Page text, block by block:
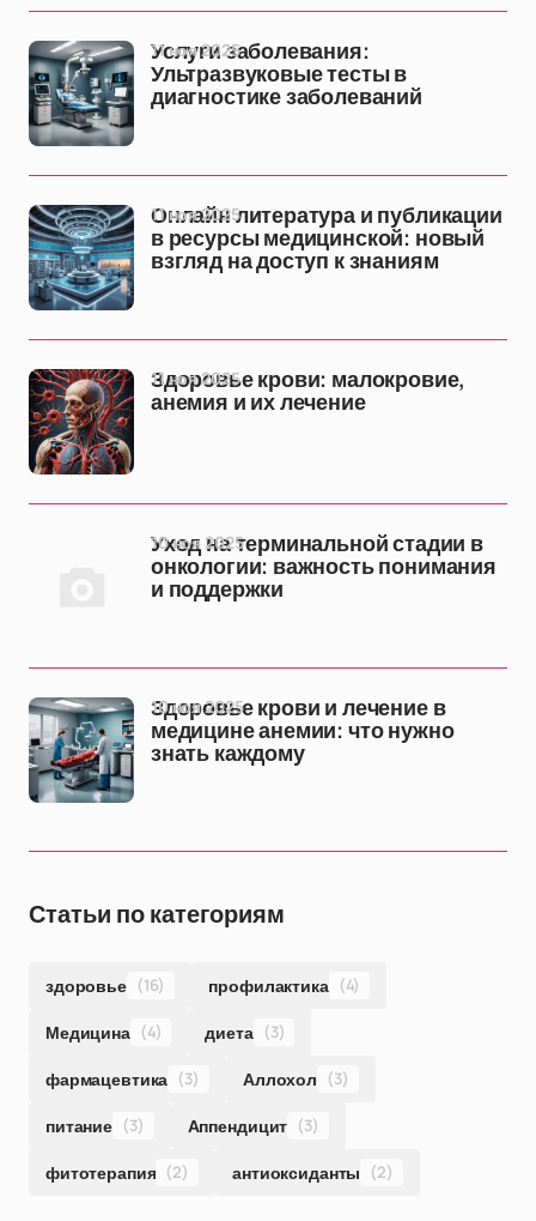
Услуги заболевания:
Ультразвуковые тесты в
диагностике заболеваний
11 ноя 2025
Онлайн литература и публикации
в ресурсы медицинской: новый
взгляд на доступ к знаниям
11 ноя 2025
Здоровье крови: малокровие,
анемия и их лечение
11 ноя 2025
Уход на терминальной стадии в
онкологии: важность понимания
и поддержки
10 ноя 2025
Здоровье крови и лечение в
медицине анемии: что нужно
знать каждому
10 ноя 2025
Статьи по категориям
здоровье (16) профилактика (4)
Медицина (4) диета (3)
фармацевтика (3) Аллохол (3)
питание (3) Аппендицит (3)
фитотерапия (2) антиоксиданты (2)